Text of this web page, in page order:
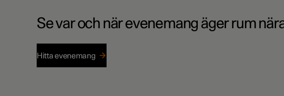
Se var och när evenemang äger rum
Hitta evenemang